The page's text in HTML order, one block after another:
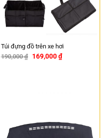
Túi đựng đồ trên xe hơi
190,000₫ 169,000₫